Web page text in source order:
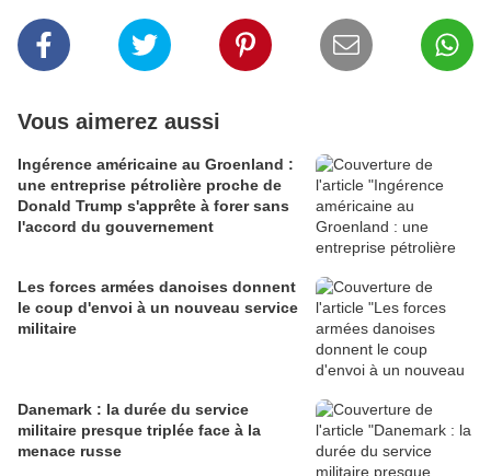
Vous aimerez aussi
Ingérence américaine au Groenland :
une entreprise pétrolière proche de
Donald Trump s'apprête à forer sans
l'accord du gouvernement
Les forces armées danoises donnent
le coup d'envoi à un nouveau service
militaire
Danemark : la durée du service
militaire presque triplée face à la
menace russe